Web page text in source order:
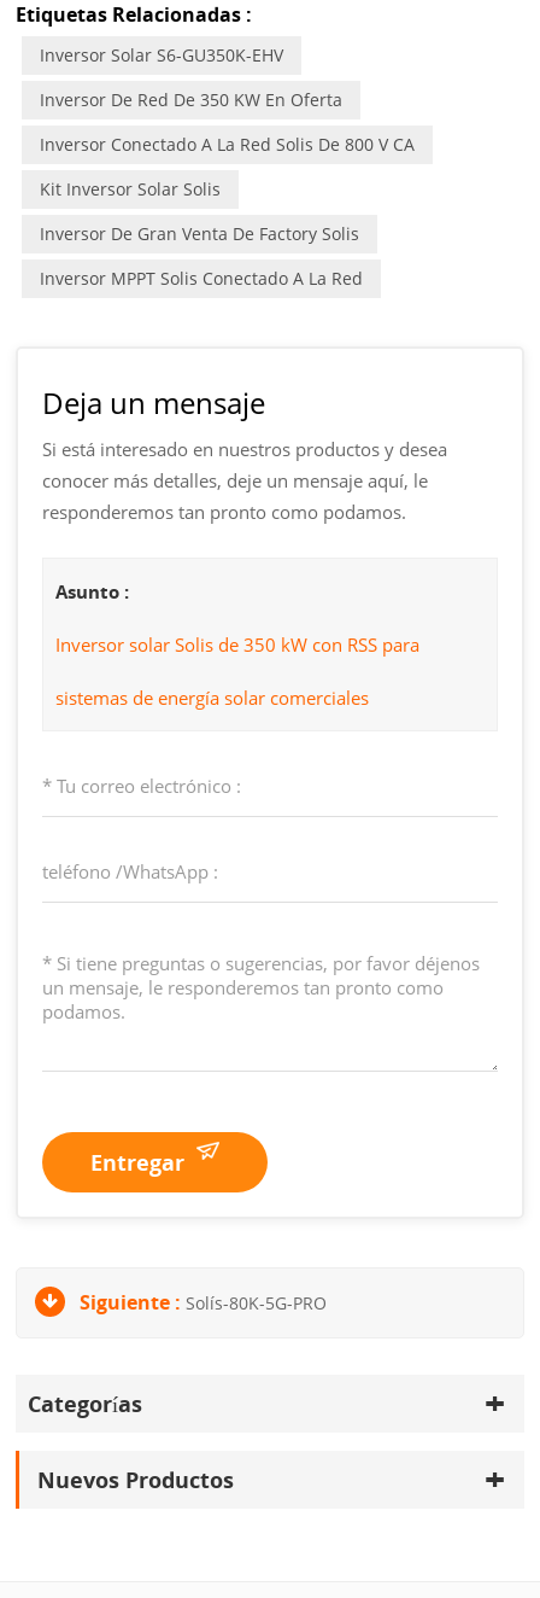
Etiquetas Relacionadas :
Inversor Solar S6-GU350K-EHV
Inversor De Red De 350 KW En Oferta
Inversor Conectado A La Red Solis De 800 V CA
Kit Inversor Solar Solis
Inversor De Gran Venta De Factory Solis
Inversor MPPT Solis Conectado A La Red
Deja un mensaje
Si está interesado en nuestros productos y desea
conocer más detalles, deje un mensaje aquí, le
responderemos tan pronto como podamos.
Asunto :
Inversor solar Solis de 350 kW con RSS para
sistemas de energía solar comerciales
Entregar
Siguiente :Solís-80K-5G-PRO
Categorías
Nuevos Productos